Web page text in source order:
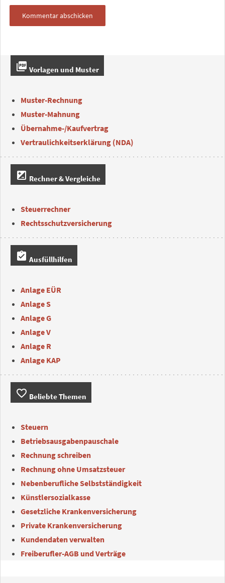
picture_as_pdf Vorlagen und Muster
Muster-Rechnung
Muster-Mahnung
Übernahme-/Kaufvertrag
Vertraulichkeitserklärung (NDA)
iso Rechner & Vergleiche
Steuerrechner
Rechtsschutzversicherung
assignment_turned_in Ausfüllhilfen
Anlage EÜR
Anlage S
Anlage G
Anlage V
Anlage R
Anlage KAP
favorite_border Beliebte Themen
Steuern
Betriebsausgabenpauschale
Rechnung schreiben
Rechnung ohne Umsatzsteuer
Nebenberufliche Selbstständigkeit
Künstlersozialkasse
Gesetzliche Krankenversicherung
Private Krankenversicherung
Kundendaten verwalten
Freiberufler-AGB und Verträge